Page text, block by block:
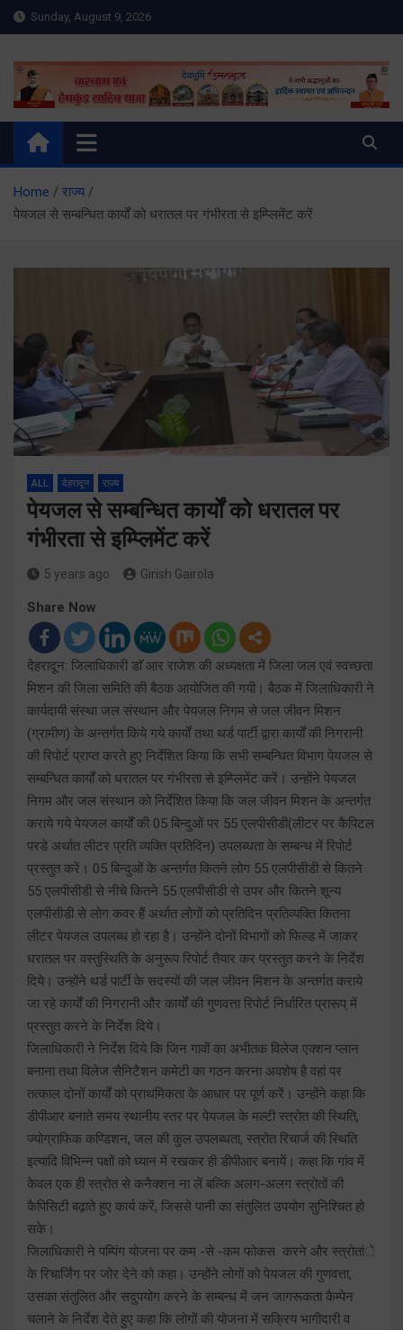
Skip
to
Sunday, August 9, 2026
Meru Raibar | Uttarakhand
News | Uttarkashi News
meruraibar.com
Home
राज्य
पेयजल से सम्बन्धित कार्यों को धरातल पर गंभीरता से इम्प्लिमेंट करें
ALL देहरादून राज्य
पेयजल से सम्बन्धित कार्यों को धरातल पर
गंभीरता से इम्प्लिमेंट करें
5 years ago Girish Gairola
Share Now
देहरादून: जिलाधिकारी डाॅ आर राजेश की अध्यक्षता में जिला जल एवं स्वच्छता
मिशन की जिला समिति की बैठक आयोजित की गयी। बैठक में जिलाधिकारी ने
कार्यदायी संस्था जल संस्थान और पेयजल निगम से जल जीवन मिशन
(ग्रामीण) के अन्तर्गत किये गये कार्यों तथा थर्ड पार्टी द्वारा कार्यों की निगरानी
की रिपोर्ट प्राप्त करते हुए निर्देशित किया कि सभी सम्बन्धित विभाग पेयजल से
सम्बन्धित कार्यों को धरातल पर गंभीरता से इम्प्लिमेंट करें। उन्होंने पेयजल
निगम और जल संस्थान को निर्देशित किया कि जल जीवन मिशन के अन्तर्गत
कराये गये पेयजल कार्यों की 05 बिन्दुओं पर 55 एलपीसीडी(लीटर पर कैपिटल
परडे अर्थात लीटर प्रति व्यक्ति प्रतिदिन) उपलब्धता के सम्बन्ध में रिपोर्ट
प्रस्तुत करें। 05 बिन्दुओं के अन्तर्गत कितने लोग 55 एलपीसीडी से कितने
55 एलपीसीडी से नीचे कितने 55 एलपीसीडी से उपर और कितने शून्य
एलपीसीडी से लोग कवर हैं अर्थात लोगों को प्रतिदिन प्रतिव्यक्ति कितना
लीटर पेयजल उपलब्ध हो रहा है। उन्होंने दोनों विभागों को फिल्ड में जाकर
धरातल पर वस्तुस्थिति के अनुरूप रिपोर्ट तैयार कर प्रस्तुत करने के निर्देश
दिये। उन्होंने थर्ड पार्टी के सदस्यों की जल जीवन मिशन के अन्तर्गत कराये
जा रहे कार्यों की निगरानी और कार्यों की गुणवत्ता रिपोर्ट निर्धारित प्रारूप् में
प्रस्तुत करने के निर्देश दिये।
जिलाधिकारी ने निर्देश दिये कि जिन गावों का अभीतक विलेज एक्शन प्लान
बनाना तथा विलेज सैनिटैशन कमेटी का गठन करना अवशेष है वहां पर
तत्काल दोनों कार्यों को प्राथमिकता के आधार पर पूर्ण करें। उन्होंने कहा कि
डीपीआर बनाते समय स्थानीय स्तर पर पेयजल के मल्टी स्त्रोत की स्थिति,
ज्योग्राफिक कण्डिशन, जल की कुल उपलब्धता, स्त्रोत रिचार्ज की स्थिति
इत्यादि विभिन्न पक्षों को ध्यान में रखकर ही डीपीआर बनायें। कहा कि गांव में
केवल एक ही स्त्रोत से कनैक्शन ना लें बल्कि अलग-अलग स्त्रोतों की
कैपिसिटी बढ़ाते हुए कार्य करें, जिससे पानी का संतुलित उपयोग सुनिश्चित हो
सके।
जिलाधिकारी ने पम्पिंग योजना पर कम -से -कम फोकस करने और स्त्रोतांे
के रिचार्जिंग पर जोर देने को कहा। उन्होंने लोगों को पेयजल की गुणवत्ता,
उसका संतुलित और सदुपयोग करने के सम्बन्ध में जन जागरूकता कैम्पेन
चलाने के निर्देश देते हुए कहा कि लोगों की योजना में सक्रिय भागीदारी व